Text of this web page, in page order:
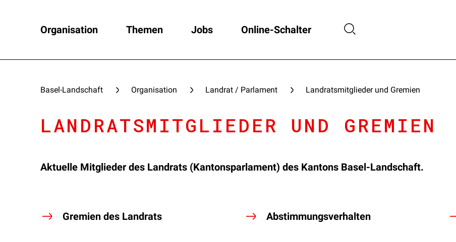
Organisation Themen Jobs Online-Schalter
Basel-Landschaft Organisation Landrat / Parlament Landratsmitglieder und Gremien
LANDRATSMITGLIEDER UND GREMIEN
Aktuelle Mitglieder des Landrats (Kantonsparlament) des Kantons Basel-Landschaft.
Gremien des Landrats Abstimmungsverhalten